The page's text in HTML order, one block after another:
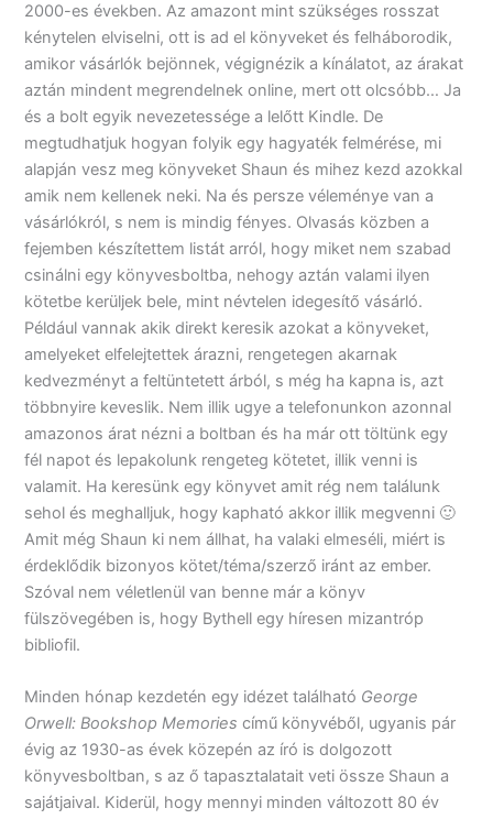
2000-es években. Az amazont mint szükséges rosszat
kénytelen elviselni, ott is ad el könyveket és felháborodik,
amikor vásárlók bejönnek, végignézik a kínálatot, az árakat
aztán mindent megrendelnek online, mert ott olcsóbb… Ja
és a bolt egyik nevezetessége a lelőtt Kindle. De
megtudhatjuk hogyan folyik egy hagyaték felmérése, mi
alapján vesz meg könyveket Shaun és mihez kezd azokkal
amik nem kellenek neki. Na és persze véleménye van a
vásárlókról, s nem is mindig fényes. Olvasás közben a
fejemben készítettem listát arról, hogy miket nem szabad
csinálni egy könyvesboltba, nehogy aztán valami ilyen
kötetbe kerüljek bele, mint névtelen idegesítő vásárló.
Például vannak akik direkt keresik azokat a könyveket,
amelyeket elfelejtettek árazni, rengetegen akarnak
kedvezményt a feltüntetett árból, s még ha kapna is, azt
többnyire keveslik. Nem illik ugye a telefonunkon azonnal
amazonos árat nézni a boltban és ha már ott töltünk egy
fél napot és lepakolunk rengeteg kötetet, illik venni is
valamit. Ha keresünk egy könyvet amit rég nem találunk
sehol és meghalljuk, hogy kapható akkor illik megvenni 🙂
Amit még Shaun ki nem állhat, ha valaki elmeséli, miért is
érdeklődik bizonyos kötet/téma/szerző iránt az ember.
Szóval nem véletlenül van benne már a könyv
fülszövegében is, hogy Bythell egy híresen mizantróp
bibliofil.
Minden hónap kezdetén egy idézet található George
Orwell: Bookshop Memories című könyvéből, ugyanis pár
évig az 1930-as évek közepén az író is dolgozott
könyvesboltban, s az ő tapasztalatait veti össze Shaun a
sajátjaival. Kiderül, hogy mennyi minden változott 80 év